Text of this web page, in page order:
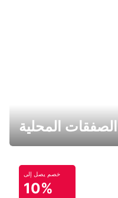
الصفقات المحلية
خصم يصل إلى
10%